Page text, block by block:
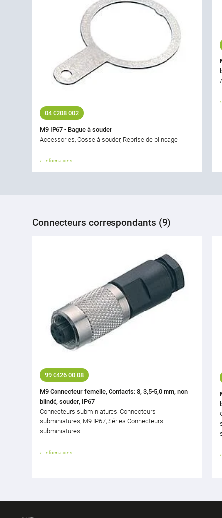
04 0208 002
M9 IP67 - Bague à souder
Accessories, Cosse à souder, Reprise de blindage
Informations
Connecteurs correspondants (9)
99 0426 00 08
M9 Connecteur femelle, Contacts: 8, 3,5-5,0 mm, non
blindé, souder, IP67
Connecteurs subminiatures, Connecteurs
subminiatures, M9 IP67, Séries Connecteurs
subminiatures
Informations